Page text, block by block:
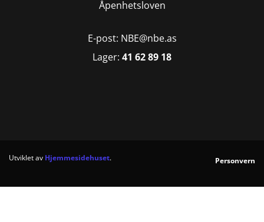
Åpenhetsloven
E-post: NBE@nbe.as
Lager: 41 62 89 18
Utviklet av Hjemmesidehuset. Personvern